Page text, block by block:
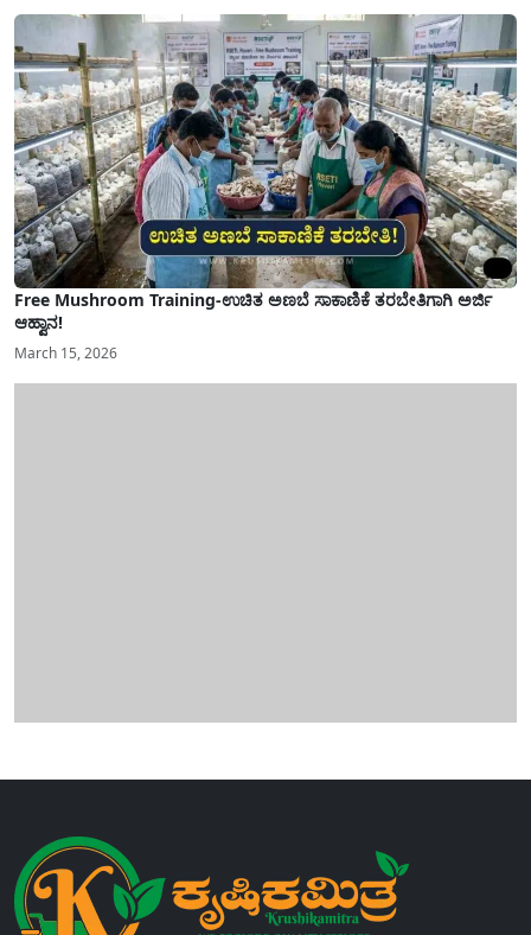
Free Mushroom Training-ಉಚಿತ ಅಣಬೆ ಸಾಕಾಣಿಕೆ ತರಬೇತಿಗಾಗಿ ಅರ್ಜಿ
ಆಹ್ವಾನ!
March 15, 2026